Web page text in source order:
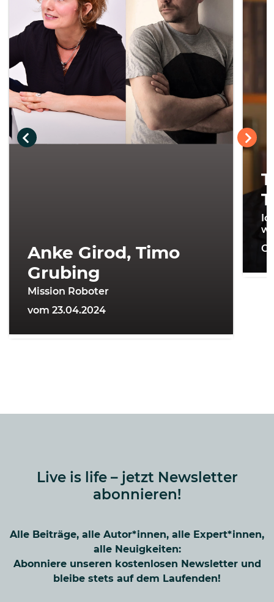
Anke Girod, Timo
Grubing
Mission Roboter
vom 23.04.2024
Live is life – jetzt Newsletter
abonnieren!
Alle Beiträge, alle Autor*innen, alle Expert*innen,
alle Neuigkeiten:
Abonniere unseren kostenlosen Newsletter und
bleibe stets auf dem Laufenden!